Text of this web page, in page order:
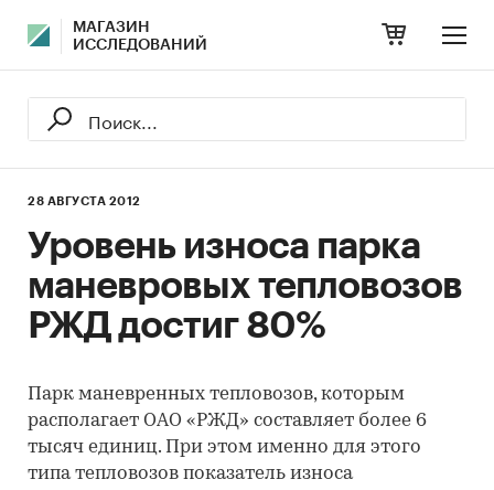
МАГАЗИН
ИССЛЕДОВАНИЙ
28 АВГУСТА 2012
Уровень износа парка
маневровых тепловозов
РЖД достиг 80%
Парк маневренных тепловозов, которым
располагает ОАО «РЖД» составляет более 6
тысяч единиц. При этом именно для этого
типа тепловозов показатель износа